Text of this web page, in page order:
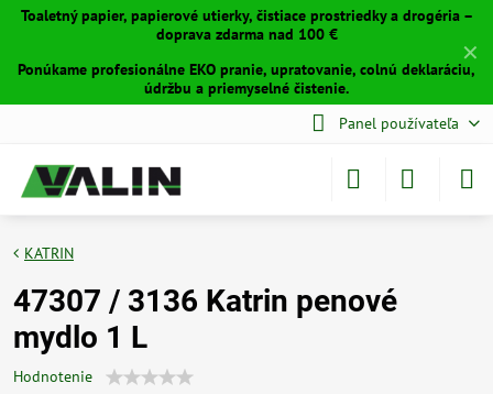
✕
Toaletný papier, papierové utierky, čistiace prostriedky a drogéria –
doprava zdarma nad 100 €
Ponúkame profesionálne EKO pranie, upratovanie, colnú deklaráciu,
údržbu a priemyselné čistenie.
Panel používateľa
KATRIN
47307 / 3136 Katrin penové
mydlo 1 L
Hodnotenie